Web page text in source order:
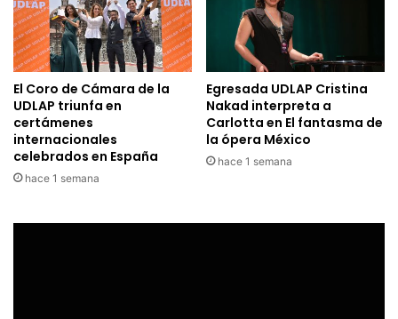
El Coro de Cámara de la
UDLAP triunfa en
certámenes
internacionales
celebrados en España
hace 1 semana
Egresada UDLAP Cristina
Nakad interpreta a
Carlotta en El fantasma de
la ópera México
hace 1 semana